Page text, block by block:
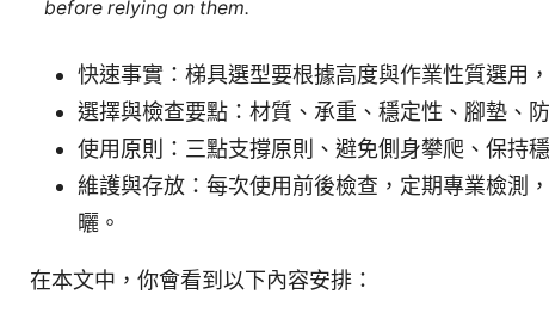
before relying on them.
快速事實：梯具選型要根據高度與作業性質選用
選擇與檢查要點：材質、承重、穩定性、腳墊、
使用原則：三點支撐原則、避免側身攀爬、保持
維護與存放：每次使用前後檢查，定期專業檢測
曬。
在本文中，你會看到以下內容安排：